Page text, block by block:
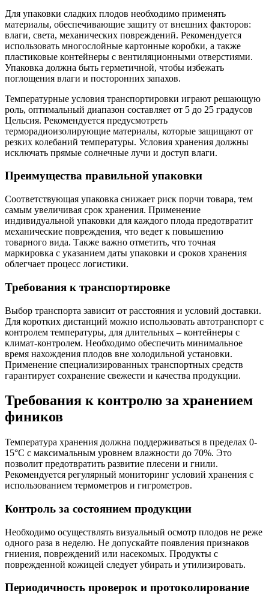
Для упаковки сладких плодов необходимо применять
материалы, обеспечивающие защиту от внешних факторов:
влаги, света, механических повреждений. Рекомендуется
использовать многослойные картонные коробки, а также
пластиковые контейнеры с вентиляционными отверстиями.
Упаковка должна быть герметичной, чтобы избежать
поглощения влаги и посторонних запахов.
Температурные условия транспортировки играют решающую
роль, оптимальный диапазон составляет от 5 до 25 градусов
Цельсия. Рекомендуется предусмотреть
терморадиоизолирующие материалы, которые защищают от
резких колебаний температуры. Условия хранения должны
исключать прямые солнечные лучи и доступ влаги.
Преимущества правильной упаковки
Соответствующая упаковка снижает риск порчи товара, тем
самым увеличивая срок хранения. Применение
индивидуальной упаковки для каждого плода предотвратит
механические повреждения, что ведет к повышению
товарного вида. Также важно отметить, что точная
маркировка с указанием даты упаковки и сроков хранения
облегчает процесс логистики.
Требования к транспортировке
Выбор транспорта зависит от расстояния и условий доставки.
Для коротких дистанций можно использовать автотранспорт с
контролем температуры, для длительных – контейнеры с
климат-контролем. Необходимо обеспечить минимальное
время нахождения плодов вне холодильной установки.
Применение специализированных транспортных средств
гарантирует сохранение свежести и качества продукции.
Требования к контролю за хранением
фиников
Температура хранения должна поддерживаться в пределах 0-
15°C с максимальным уровнем влажности до 70%. Это
позволит предотвратить развитие плесени и гнили.
Рекомендуется регулярный мониторинг условий хранения с
использованием термометров и гигрометров.
Контроль за состоянием продукции
Необходимо осуществлять визуальный осмотр плодов не реже
одного раза в неделю. Не допускайте появления признаков
гниения, повреждений или насекомых. Продукты с
поврежденной кожицей следует убирать и утилизировать.
Периодичность проверок и протоколирование